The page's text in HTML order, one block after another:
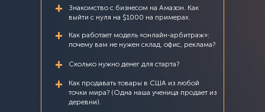
Знакомство с бизнесом на Амазон. Как
выйти с нуля на $1000 на примерах.
Как работает модель «онлайн-арбитраж»:
почему вам не нужен склад, офис, реклама?
Сколько нужно денег для старта?
Как продавать товары в США из любой
точки мира? (Одна наша ученица продает из
деревни).
+
+
+
+